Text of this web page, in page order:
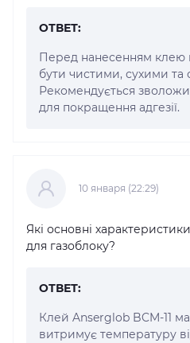
ОТВЕТ:
Перед нанесенням клею
бути чистими, сухими та
Рекомендується
для покращення адгезії.
10 января (22:29)
Які основні
для газоблоку?
ОТВЕТ:
Клей Anserglob BCM-11
витримує температуру